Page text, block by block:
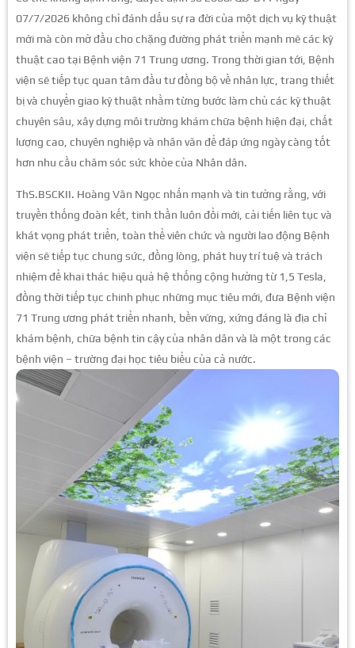
07/7/2026 không chỉ đánh dấu sự ra đời của một dịch vụ kỹ thuật
mới mà còn mở đầu cho chặng đường phát triển mạnh mẽ các kỹ
thuật cao tại Bệnh viện 71 Trung ương. Trong thời gian tới, Bệnh
viện sẽ tiếp tục quan tâm đầu tư đồng bộ về nhân lực, trang thiết
bị và chuyển giao kỹ thuật nhằm từng bước làm chủ các kỹ thuật
chuyên sâu, xây dựng môi trường khám chữa bệnh hiện đại, chất
lượng cao, chuyên nghiệp và nhân văn để đáp ứng ngày càng tốt
hơn nhu cầu chăm sóc sức khỏe của Nhân dân.
ThS.BSCKII. Hoàng Văn Ngọc nhấn mạnh và tin tưởng rằng, với
truyền thống đoàn kết, tinh thần luôn đổi mới, cải tiến liên tục và
khát vọng phát triển, toàn thể viên chức và người lao động Bệnh
viện sẽ tiếp tục chung sức, đồng lòng, phát huy trí tuệ và trách
nhiệm để khai thác hiệu quả hệ thống cộng hưởng từ 1,5 Tesla,
đồng thời tiếp tục chinh phục những mục tiêu mới, đưa Bệnh viện
71 Trung ương phát triển nhanh, bền vững, xứng đáng là địa chỉ
khám bệnh, chữa bệnh tin cậy của nhân dân và là một trong các
bệnh viện – trường đại học tiêu biểu của cả nước.